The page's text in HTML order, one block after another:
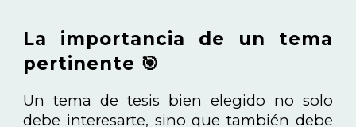
La importancia de un tema
pertinente 🎯
Un tema de tesis bien elegido no solo
debe interesarte, sino que también debe